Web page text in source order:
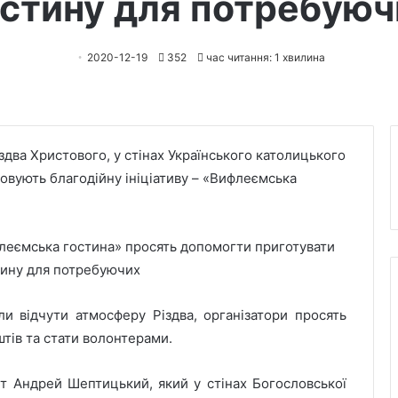
2020-12-19 352 час читання: 1 хвилина
Христового, у стінах Українського католицького
благодійну ініціативу – «Вифлеємська
атмосферу Різдва, організатори просять
та стати волонтерами.
Андрей Шептицький, який у стінах Богословської